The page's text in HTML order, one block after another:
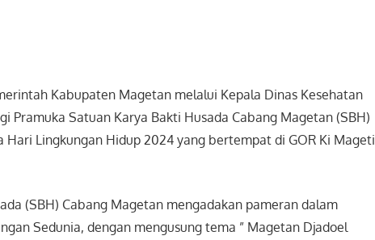
Kabupaten Magetan melalui Kepala Dinas Kesehatan
Pramuka Satuan Karya Bakti Husada Cabang Magetan (SBH)
Lingkungan Hidup 2024 yang bertempat di GOR Ki Mageti
(SBH) Cabang Magetan mengadakan pameran dalam
Sedunia, dengan mengusung tema ” Magetan Djadoel